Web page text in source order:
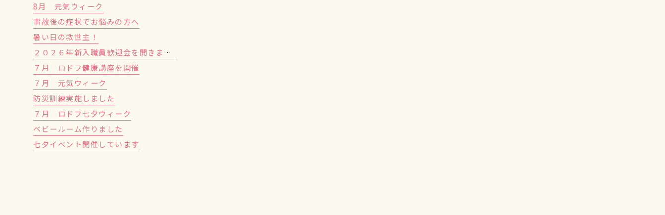
8月 元気ウィーク
事故後の症状でお悩みの方へ
暑い日の救世主！
２０２６年新入職員歓迎会を開きました！
７月 ロドフ健康講座を開催
７月 元気ウィーク
防災訓練実施しました
７月 ロドフ七夕ウィーク
ベビールーム作りました
七夕イベント開催しています